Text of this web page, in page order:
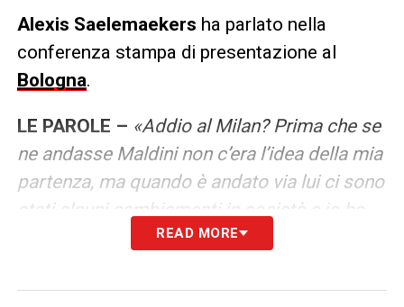
Alexis Saelemaekers ha parlato nella
conferenza stampa di presentazione al
Bologna.
LE PAROLE – «Addio al Milan? Prima che se
ne andasse Maldini non c’era l’idea della mia
partenza, ma quando è andato via lui ci sono
stati alcuni cambiamenti in società e io ho
preso la mia decisione con la volontà di
di essere qui oggi. Perché Bologna? Mi ha
READ MORE